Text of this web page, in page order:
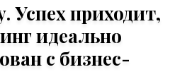
Успех приходит,
идеально
с бизнес-